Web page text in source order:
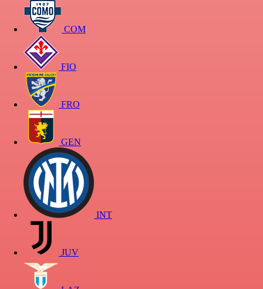
COM
FIO
FRO
GEN
INT
JUV